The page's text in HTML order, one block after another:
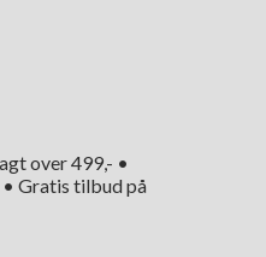
over 499,- •
Gratis tilbud på